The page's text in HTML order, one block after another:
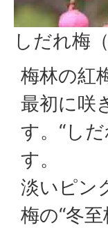
しだれ梅
梅林の紅
最初に咲
す。“し
す。
淡いピン
梅の“冬至